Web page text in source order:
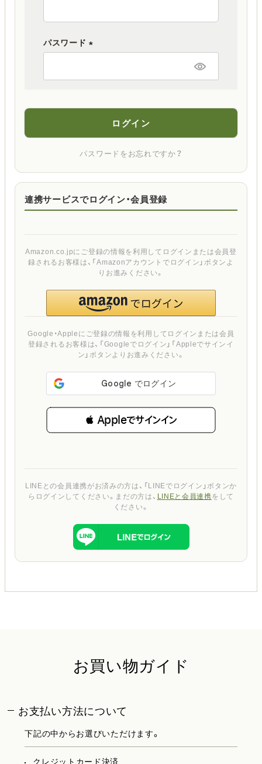
パスワード
ログイン
パスワードをお忘れですか？
連携サービスでログイン・会員登録
 Appleでサインイン
Google・Appleにご登録の情報を利用してログインまたは会員
登録されるお客様は、「Googleでログイン」「Appleでサインイ
ン」ボタンよりお進みください。
Amazon.co.jpにご登録の情報を利用してログインまたは会員登
録されるお客様は、「Amazonアカウントでログイン」ボタンよ
りお進みください。
LINEとの会員連携がお済みの方は、「LINEでログイン」ボタンか
らログインしてください。まだの方は、 LINEと会員連携をして
ください。
お買い物ガイド
お支払い方法について
下記の中からお選びいただけます。
クレジットカード決済